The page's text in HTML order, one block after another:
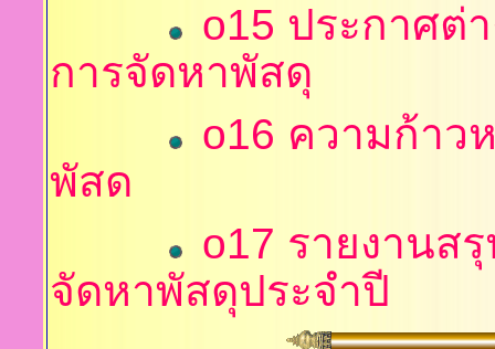
o15 ประกาศต่
การจัดหาพัสดุ
o16 ความก้าว
พัสด
o17 รายงานส
จัดหาพัสดุประจำปี